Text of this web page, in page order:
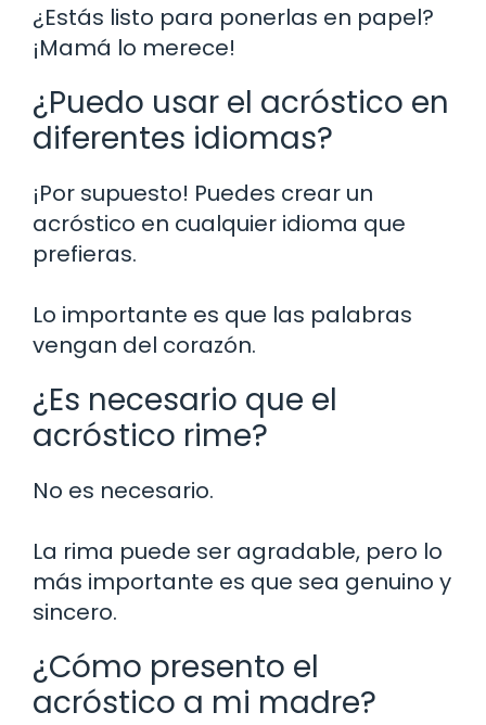
¿Estás listo para ponerlas en papel?
¡Mamá lo merece!
¿Puedo usar el acróstico en
diferentes idiomas?
¡Por supuesto! Puedes crear un
acróstico en cualquier idioma que
prefieras.
Lo importante es que las palabras
vengan del corazón.
¿Es necesario que el
acróstico rime?
No es necesario.
La rima puede ser agradable, pero lo
más importante es que sea genuino y
sincero.
¿Cómo presento el
acróstico a mi madre?